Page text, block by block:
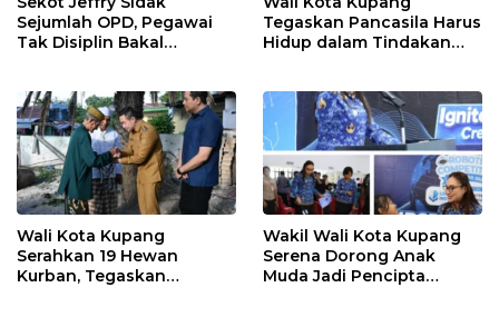
Sejumlah OPD, Pegawai
Tak Disiplin Bakal
Tegaskan Pancasila Harus
Hidup dalam Tindakan
Wali Kota Kupang
Serahkan 19 Hewan
Kurban, Tegaskan
Wakil Wali Kota Kupang
Serena Dorong Anak
Muda Jadi Pencipta